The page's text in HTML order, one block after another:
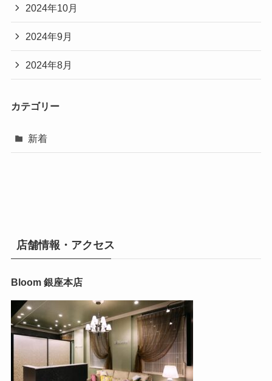
2024年10月
2024年9月
2024年8月
カテゴリー
新着
店舗情報・アクセス
Bloom 銀座本店